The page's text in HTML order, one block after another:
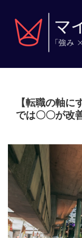
【転職の軸
では〇〇が改